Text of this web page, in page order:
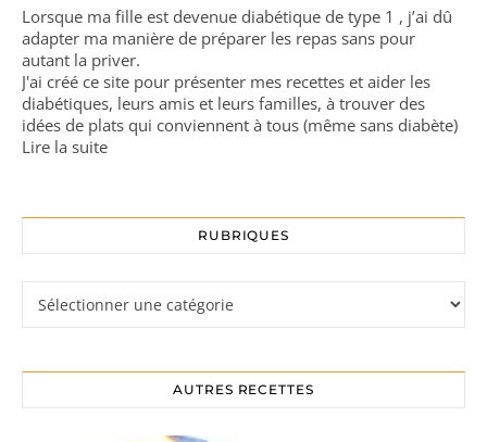
Lorsque ma fille est devenue diabétique de type 1 , j’ai dû
adapter ma manière de préparer les repas sans pour
autant la priver.
J'ai créé ce site pour présenter mes recettes et aider les
diabétiques, leurs amis et leurs familles, à trouver des
idées de plats qui conviennent à tous (même sans diabète)
Lire la suite
RUBRIQUES
AUTRES RECETTES